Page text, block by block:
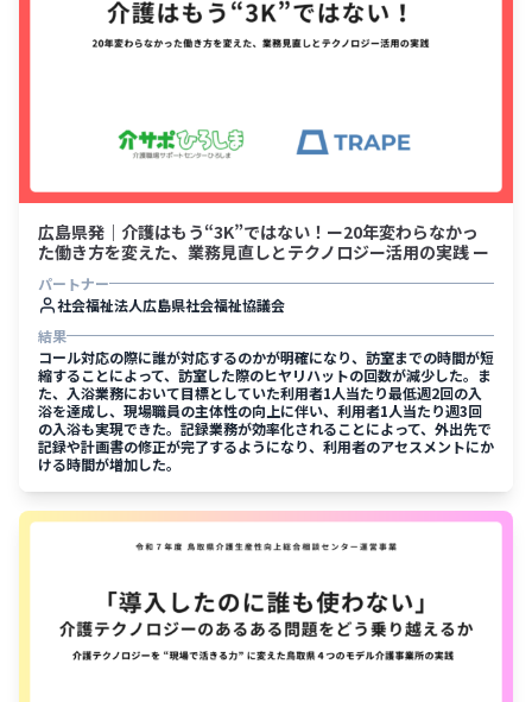
広島県発｜介護はもう“3K”ではない！ー20年変わらなかっ
た働き方を変えた、業務見直しとテクノロジー活用の実践 ー
パートナー
社会福祉法人広島県社会福祉協議会
結果
コール対応の際に誰が対応するのかが明確になり、訪室までの時間が短
縮することによって、訪室した際のヒヤリハットの回数が減少した。ま
た、入浴業務において目標としていた利用者1人当たり最低週2回の入
浴を達成し、現場職員の主体性の向上に伴い、利用者1人当たり週3回
の入浴も実現できた。記録業務が効率化されることによって、外出先で
記録や計画書の修正が完了するようになり、利用者のアセスメントにか
ける時間が増加した。